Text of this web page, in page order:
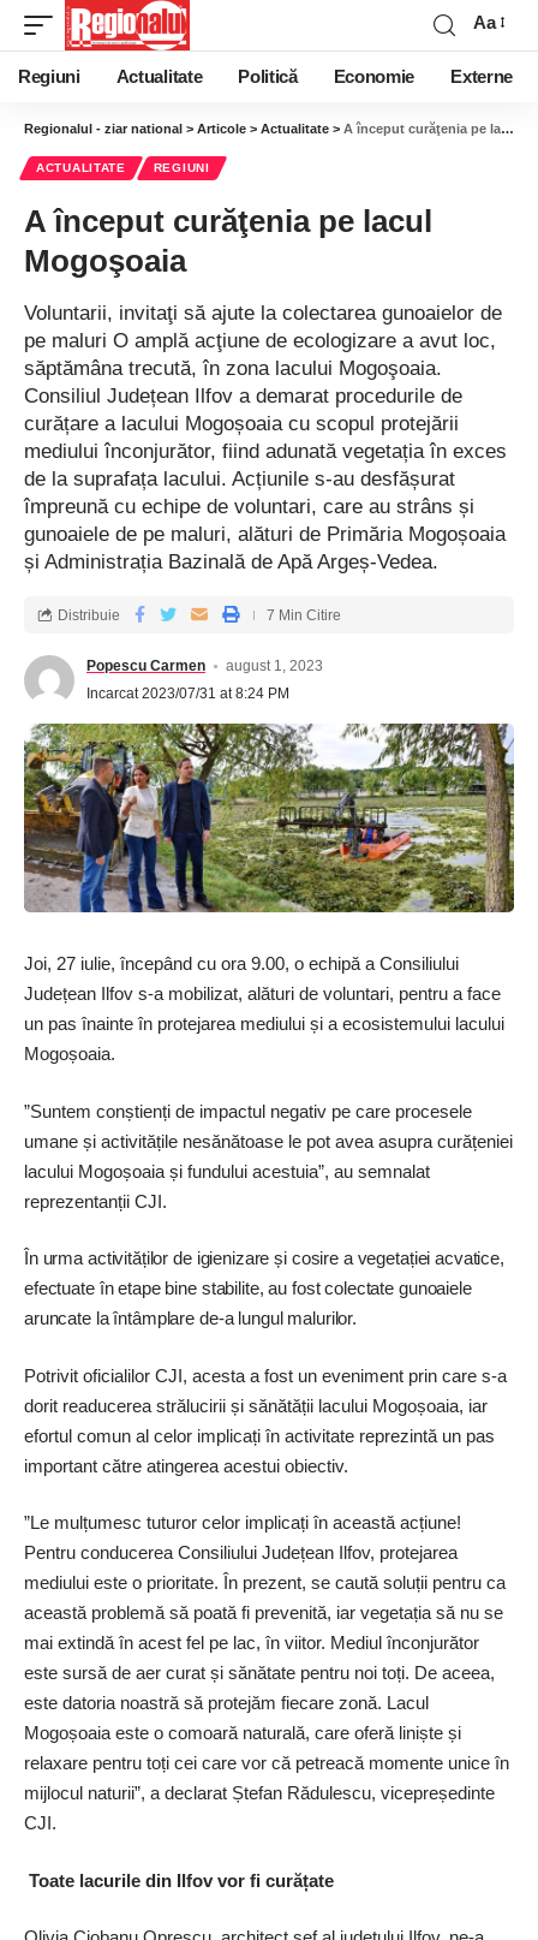
Aa
Regiuni Actualitate Politică Economie Externe
Regionalul - ziar national > Articole > Actualitate > A început curăţenia pe lacul Mogoşoaia
ACTUALITATE REGIUNI
A început curăţenia pe lacul
Mogoşoaia
Voluntarii, invitaţi să ajute la colectarea gunoaielor de
pe maluri O amplă acţiune de ecologizare a avut loc,
săptămâna trecută, în zona lacului Mogoşoaia.
Consiliul Județean Ilfov a demarat procedurile de
curățare a lacului Mogoșoaia cu scopul protejării
mediului înconjurător, fiind adunată vegetația în exces
de la suprafața lacului. Acțiunile s-au desfășurat
împreună cu echipe de voluntari, care au strâns și
gunoaiele de pe maluri, alături de Primăria Mogoșoaia
și Administrația Bazinală de Apă Argeș-Vedea.
Popescu Carmen
august 1, 2023
Incarcat 2023/07/31 at 8:24 PM
Distribuie 7 Min Citire
Joi, 27 iulie, începând cu ora 9.00, o echipă a Consiliului
Județean Ilfov s-a mobilizat, alături de voluntari, pentru a face
un pas înainte în protejarea mediului și a ecosistemului lacului
Mogoșoaia.
”Suntem conștienți de impactul negativ pe care procesele
umane și activitățile nesănătoase le pot avea asupra curățeniei
lacului Mogoșoaia și fundului acestuia”, au semnalat
reprezentanții CJI.
În urma activităților de igienizare și cosire a vegetației acvatice,
efectuate în etape bine stabilite, au fost colectate gunoaiele
aruncate la întâmplare de-a lungul malurilor.
Potrivit oficialilor CJI, acesta a fost un eveniment prin care s-a
dorit readucerea strălucirii și sănătății lacului Mogoșoaia, iar
efortul comun al celor implicați în activitate reprezintă un pas
important către atingerea acestui obiectiv.
”Le mulțumesc tuturor celor implicați în această acțiune!
Pentru conducerea Consiliului Județean Ilfov, protejarea
mediului este o prioritate. În prezent, se caută soluții pentru ca
această problemă să poată fi prevenită, iar vegetația să nu se
mai extindă în acest fel pe lac, în viitor. Mediul înconjurător
este sursă de aer curat și sănătate pentru noi toți. De aceea,
este datoria noastră să protejăm fiecare zonă. Lacul
Mogoșoaia este o comoară naturală, care oferă liniște și
relaxare pentru toți cei care vor că petreacă momente unice în
mijlocul naturii”, a declarat Ștefan Rădulescu, vicepreședinte
CJI.
Toate lacurile din Ilfov vor fi curățate